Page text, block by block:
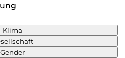
Klima
Gender